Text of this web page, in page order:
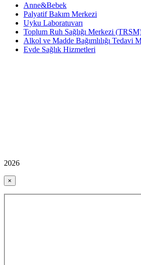
Anne&Bebek
Palyatif Bakım Merkezi
Uyku Laboratuvarı
Toplum Ruh Sağlığı Merkezi
Alkol ve Madde Bağımlılığı
Evde Sağlık Hizmetleri
2026
×